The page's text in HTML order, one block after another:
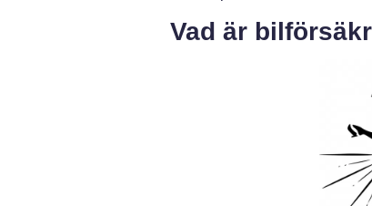
Vad är